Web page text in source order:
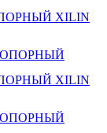
XILIN
XILIN